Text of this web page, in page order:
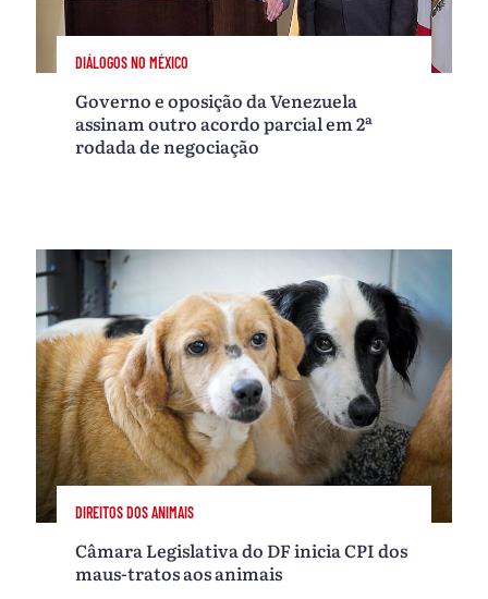
DIÁLOGOS NO MÉXICO
Governo e oposição da Venezuela
assinam outro acordo parcial em 2ª
rodada de negociação
DIREITOS DOS ANIMAIS
Câmara Legislativa do DF inicia CPI dos
maus-tratos aos animais